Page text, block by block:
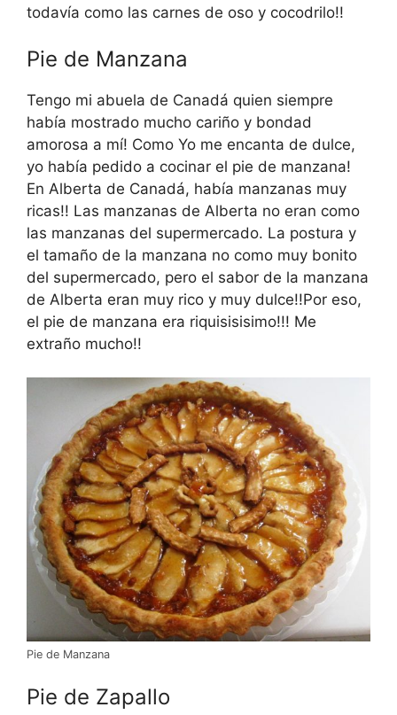
todavía como las carnes de oso y cocodrilo!!
Pie de Manzana
Tengo mi abuela de Canadá quien siempre
había mostrado mucho cariño y bondad
amorosa a mí! Como Yo me encanta de dulce,
yo había pedido a cocinar el pie de manzana!
En Alberta de Canadá, había manzanas muy
ricas!! Las manzanas de Alberta no eran como
las manzanas del supermercado. La postura y
el tamaño de la manzana no como muy bonito
del supermercado, pero el sabor de la manzana
de Alberta eran muy rico y muy dulce!!Por eso,
el pie de manzana era riquisisisimo!!! Me
extraño mucho!!
Pie de Manzana
Pie de Zapallo